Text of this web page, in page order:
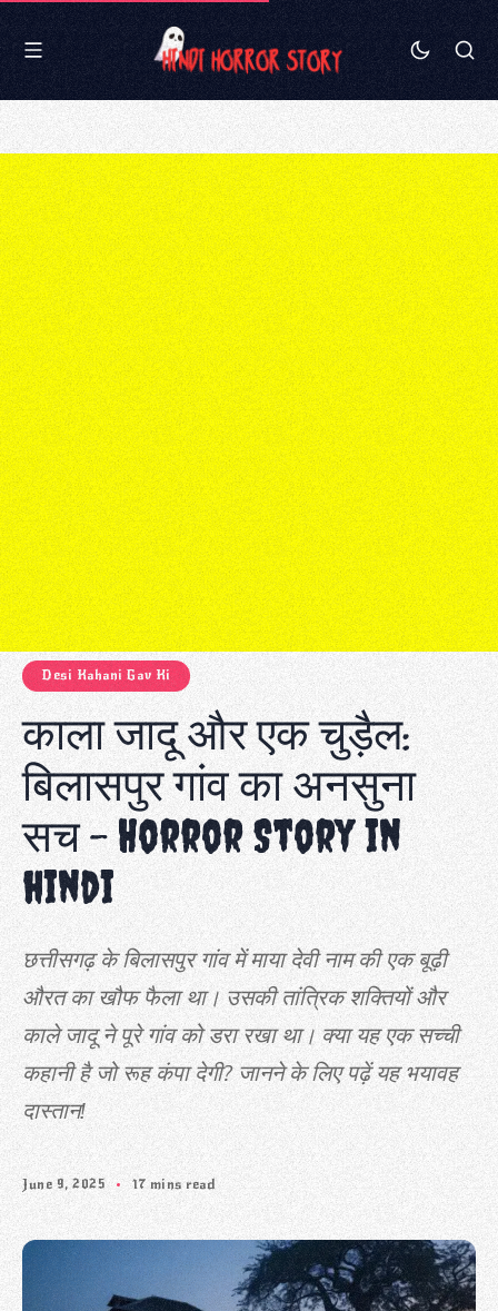
Desi Kahani Gav Ki
काला जादू और एक चुड़ैल:
बिलासपुर गांव का अनसुना
सच – Horror Story in
hindi
छत्तीसगढ़ के बिलासपुर गांव में माया देवी नाम की एक बूढ़ी
औरत का खौफ फैला था। उसकी तांत्रिक शक्तियों और
काले जादू ने पूरे गांव को डरा रखा था। क्या यह एक सच्ची
कहानी है जो रूह कंपा देगी? जानने के लिए पढ़ें यह भयावह
दास्तान!
June 9, 2025 17 mins read